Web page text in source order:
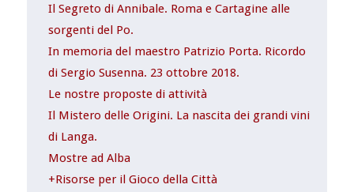
Il Segreto di Annibale. Roma e Cartagine alle
sorgenti del Po.
In memoria del maestro Patrizio Porta. Ricordo
di Sergio Susenna. 23 ottobre 2018.
Le nostre proposte di attività
Il Mistero delle Origini. La nascita dei grandi vini
di Langa.
Mostre ad Alba
+Risorse per il Gioco della Città